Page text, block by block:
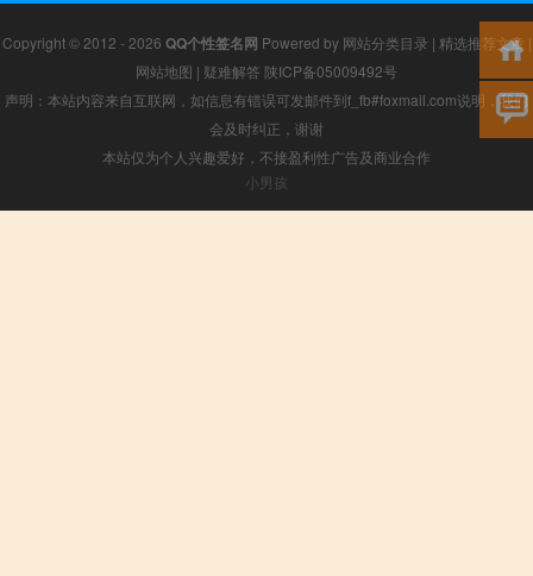
Copyright © 2012 - 2026 QQ个性签名网 Powered by 网站分类目录 | 精选推荐文章 |
网站地图 | 疑难解答 陕ICP备05009492号
声明：本站内容来自互联网，如信息有错误可发邮件到f_fb#foxmail.com说明，我们
会及时纠正，谢谢
本站仅为个人兴趣爱好，不接盈利性广告及商业合作
小男孩